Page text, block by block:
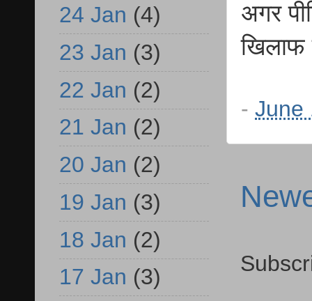
अगर
खिलाफ
- June
24 Jan (4)
23 Jan (3)
22 Jan (2)
21 Jan (2)
20 Jan (2)
19 Jan (3)
18 Jan (2)
17 Jan (3)